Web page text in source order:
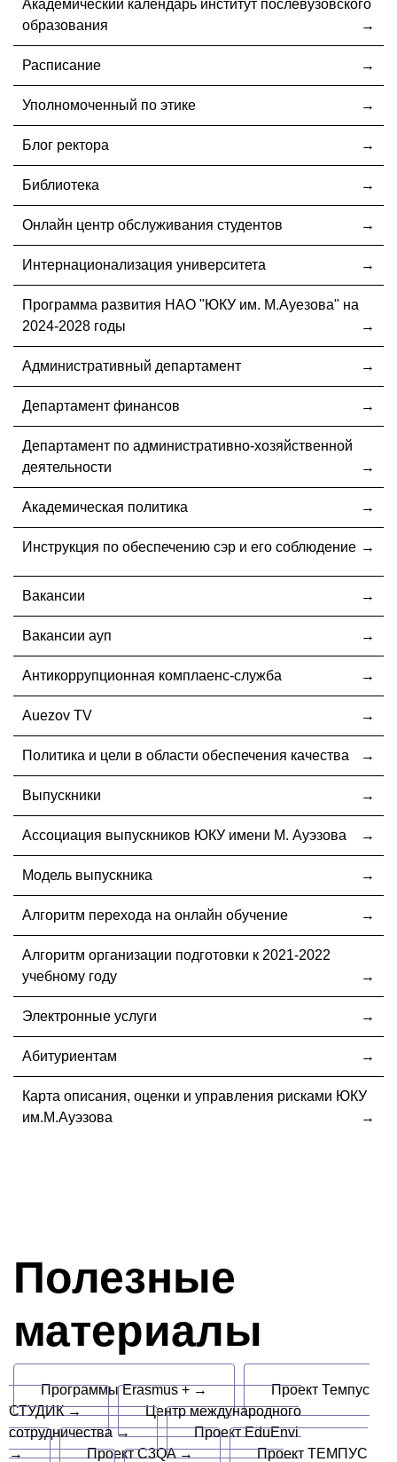
Академический календарь институт послевузовского
образования
Расписание
Уполномоченный по этике
Блог ректора
Библиотека
Онлайн центр обслуживания студентов
Интернационализация университета
Программа развития НАО "ЮКУ им. М.Ауезова" на
2024-2028 годы
Административный департамент
Департамент финансов
Департамент по административно-хозяйственной
деятельности
Академическая политика
Инструкция по обеспечению сэр и его соблюдение
Вакансии
Вакансии ауп
Антикоррупционная комплаенс-служба
Auezov TV
Политика и цели в области обеспечения качества
Выпускники
Ассоциация выпускников ЮКУ имени М. Ауэзова
Модель выпускника
Алгоритм перехода на онлайн обучение
Алгоритм организации подготовки к 2021-2022
учебному году
Электронные услуги
Абитуриентам
Карта описания, оценки и управления рисками ЮКУ
им.М.Ауэзова
Полезные
материалы
Программы Erasmus + →
Проект Темпус
СТУДИК →
Центр международного
сотрудничества →
Проект EduEnvi
→
Проект C3QA →
Проект ТЕМПУС